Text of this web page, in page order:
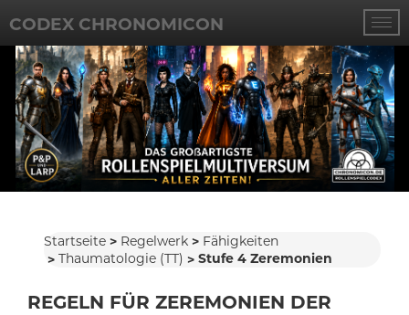
CODEX CHRONOMICON
Startseite Regelwerk
Fähigkeiten
Thaumatologie (TT)
Stufe 4 Zeremonien
REGELN FÜR ZEREMONIEN DER